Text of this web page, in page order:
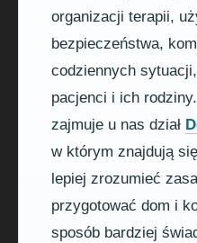
organizacji terapii,
bezpieczeństwa,
codziennych
pacjenci i ich
zajmuje u nas dział
w którym znajdują
lepiej zrozumieć
przygotować dom i
sposób bardziej